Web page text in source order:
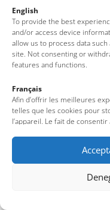
English
To provide the best
and/or access device
allow us to process data
site. Not consenting or
features and functions.
Français
Afin d’offrir les meilleures
telles que les cookies pour
l’appareil. Le fait de
uniques sur ce site. Le fait de
consentement peut avoir un
caractéristiques du site.
Infos légales